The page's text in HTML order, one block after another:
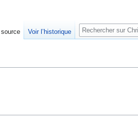
Voir l’historique
Rechercher